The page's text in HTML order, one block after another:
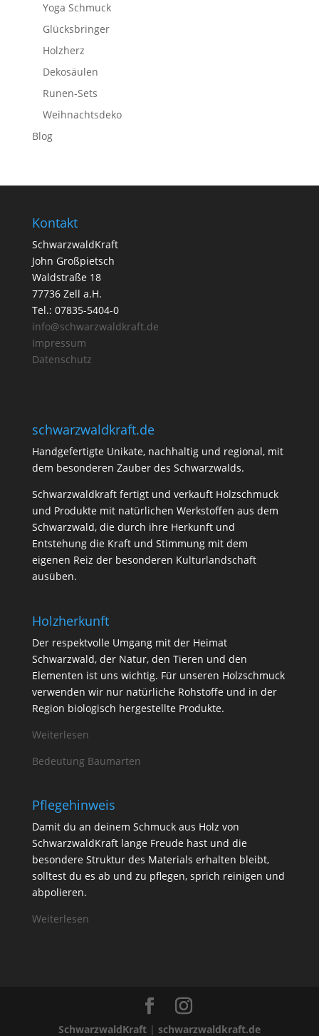
Yoga Schmuck
Glücksbringer
Holzherz
Dekosäulen
Runen-Sets
Weihnachtsdeko
Blog
Kontakt
SchwarzwaldKraft
John Großpietsch
Waldstraße 18
77736 Zell a.H.
Tel.: 07835-5404-0
info@schwarzwaldkraft.de
Impressum
Datenschutz
schwarzwaldkraft.de
Handgefertigte Unikate, nachhaltig und regional, mit
dem besonderen Zauber des Schwarzwalds.
Schwarzwaldkraft fertigt und verkauft Holzschmuck
und Produkte mit natürlichen Werkstoffen aus dem
Schwarzwald, die durch ihre Herkunft und
Entstehung die Kraft und Stimmung mit dem
eigenen Reiz der besonderen Kulturlandschaft
ausüben.
Holzherkunft
Der respektvolle Umgang mit der Heimat
Schwarzwald, der Natur, den Tieren und den
Elementen ist uns wichtig. Für unseren Holzschmuck
verwenden wir nur natürliche Rohstoffe und in der
Region biologisch hergestellte Produkte.
Weiterlesen
Bedeutung Baumarten
Pflegehinweis
Damit du an deinem Schmuck aus Holz von
SchwarzwaldKraft lange Freude hast und die
besondere Struktur des Materials erhalten bleibt,
solltest du es ab und zu pflegen, sprich reinigen und
abpolieren.
Weiterlesen
SchwarzwaldKraft| schwarzwaldkraft.de